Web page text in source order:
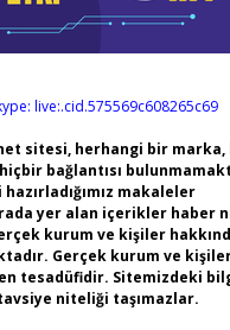
live:.cid.575569c608265c69
sitesi, herhangi bir marka,
bağlantısı
makaleler
yer alan içerikler haber
kurum ve kişiler
Gerçek kurum ve
tesadüfidir. Sitemizdeki
niteliği taşımazlar.